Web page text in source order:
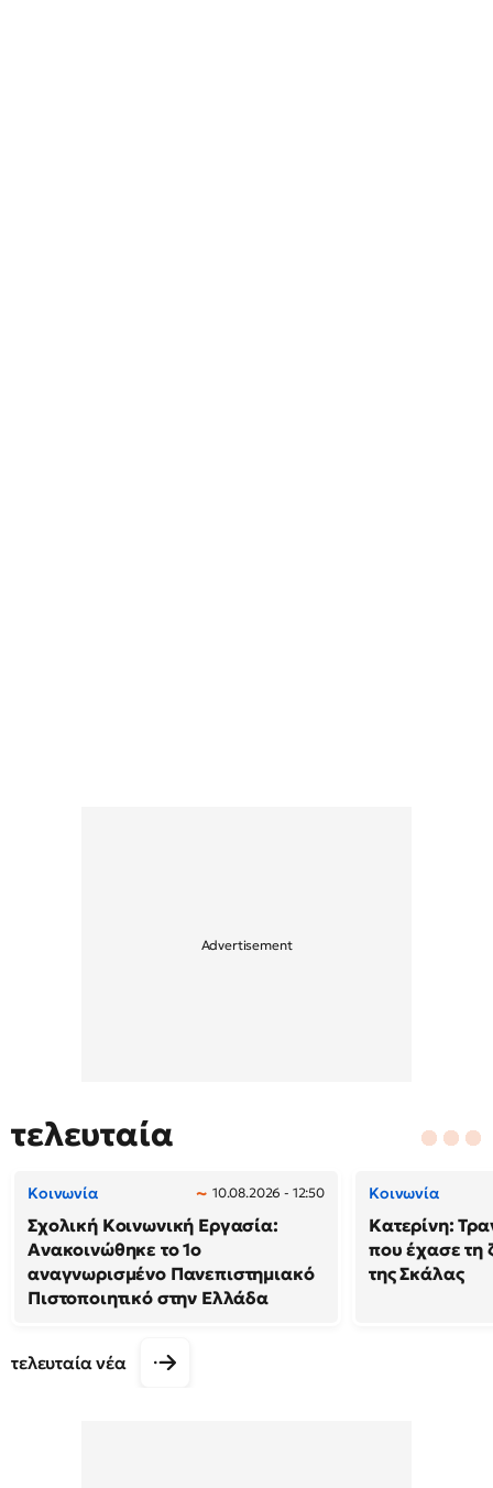
τελευταία
Κοινωνία 10.08.2026 - 12:50
Σχολική Κοινωνική Εργασία:
Ανακοινώθηκε το 1ο
αναγνωρισμένο Πανεπιστημιακό
Πιστοποιητικό στην Ελλάδα
Κοινωνία
Κατερίνη:
που έχασε τη
της Σκάλας
τελευταία νέα